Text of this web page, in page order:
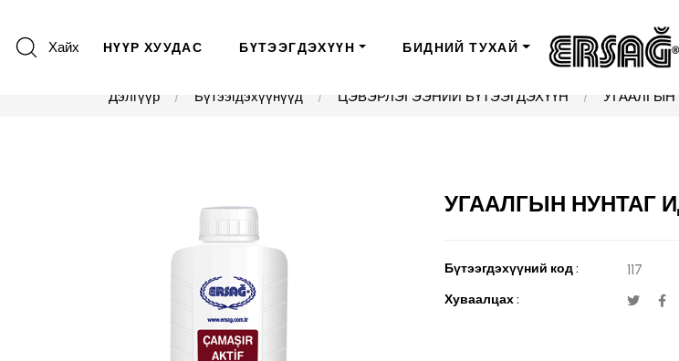
Хайх НҮҮР ХУУДАС БҮТЭЭГДЭХҮҮН БИДНИЙ ТУХАЙ
Дэлгүүр Бүтээгдэхүүнүүд ЦЭВЭРЛЭГЭЭНИЙ БҮТЭЭГДЭХҮҮН УГААЛГЫН
УГААЛГЫН НУНТАГ
Бүтээгдэхүүний код : 117
Хуваалцах :